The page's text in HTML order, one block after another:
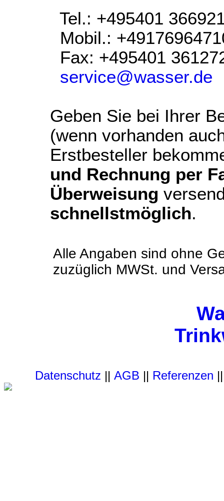
Tel.: +495401
Mobil.:
Fax: +495401
service@wasser.de
Geben Sie bei Ihrer
(wenn vorhanden
Erstbesteller
und Rechnung per
Überweisung
schnellstmöglich.
Alle Angaben sind ohne
zuzüglich MWSt. und
Datenschutz || AGB || Referenzen